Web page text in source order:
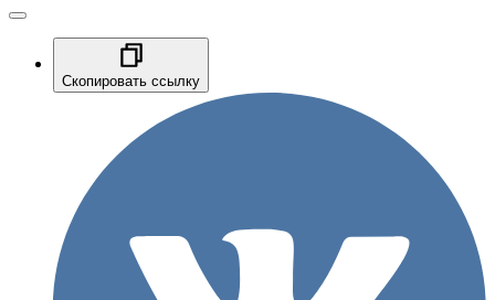
Скопировать ссылку